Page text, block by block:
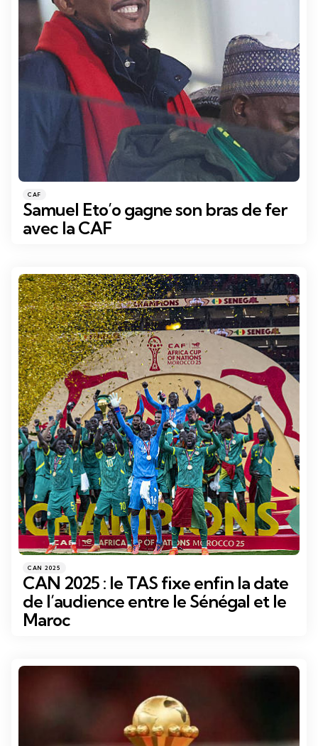
Catégories
Posté
dans
CAF
Samuel Eto’o gagne son bras de fer
avec la CAF
Catégories
Posté
dans
CAN 2025
CAN 2025 : le TAS fixe enfin la date
de l’audience entre le Sénégal et le
Maroc